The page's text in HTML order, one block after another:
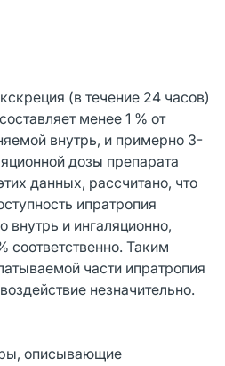
(в течение 24 часов)
менее 1 % от
внутрь, и примерно 3-
дозы препарата
данных, рассчитано, что
ипратропия
и ингаляционно,
соответственно. Таким
части ипратропия
незначительно.
описывающие